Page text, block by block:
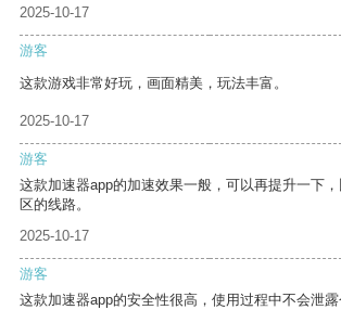
2025-10-17
游客
这款游戏非常好玩，画面精美，玩法丰富。
2025-10-17
游客
这款加速器app的加速效果一般，可以再提升一下
区的线路。
2025-10-17
游客
这款加速器app的安全性很高，使用过程中不会泄